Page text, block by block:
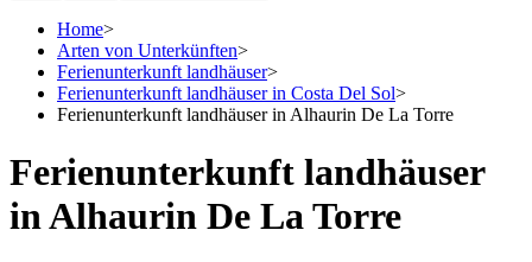
Home>
Arten von Unterkünften>
Ferienunterkunft landhäuser>
Ferienunterkunft landhäuser in Costa Del Sol>
Ferienunterkunft landhäuser in Alhaurin De La Torre
Ferienunterkunft landhäuser
in Alhaurin De La Torre